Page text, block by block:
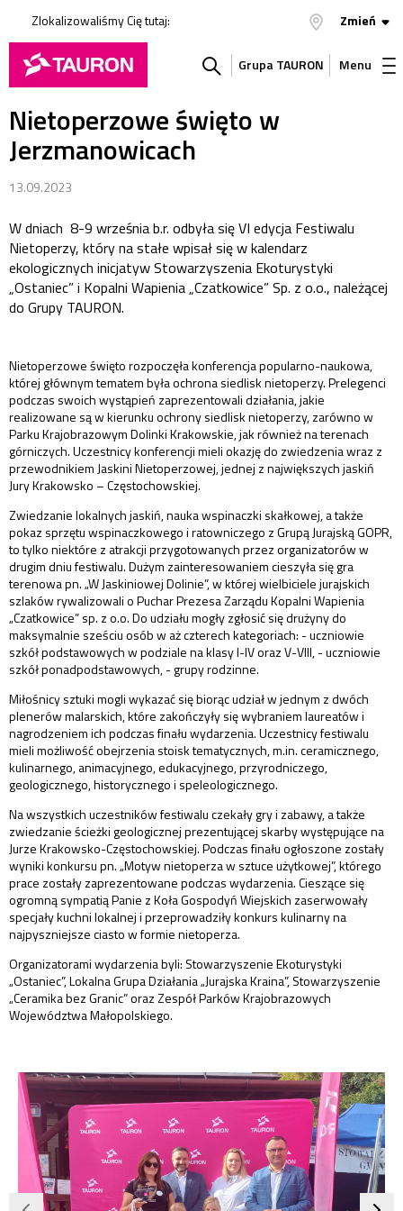
Zlokalizowaliśmy Cię tutaj: Zmień
Szukaj
Grupa TAURON Menu
Nietoperzowe święto w
Jerzmanowicach
13.09.2023
W dniach 8-9 września b.r. odbyła się VI edycja Festiwalu
Nietoperzy, który na stałe wpisał się w kalendarz
ekologicznych inicjatyw Stowarzyszenia Ekoturystyki
„Ostaniec” i Kopalni Wapienia „Czatkowice” Sp. z o.o., należącej
do Grupy TAURON.
Nietoperzowe święto rozpoczęła konferencja popularno-naukowa,
której głównym tematem była ochrona siedlisk nietoperzy. Prelegenci
podczas swoich wystąpień zaprezentowali działania, jakie
realizowane są w kierunku ochrony siedlisk nietoperzy, zarówno w
Parku Krajobrazowym Dolinki Krakowskie, jak również na terenach
górniczych. Uczestnicy konferencji mieli okazję do zwiedzenia wraz z
przewodnikiem Jaskini Nietoperzowej, jednej z największych jaskiń
Jury Krakowsko – Częstochowskiej.
Zwiedzanie lokalnych jaskiń, nauka wspinaczki skałkowej, a także
pokaz sprzętu wspinaczkowego i ratowniczego z Grupą Jurajską GOPR,
to tylko niektóre z atrakcji przygotowanych przez organizatorów w
drugim dniu festiwalu. Dużym zainteresowaniem cieszyła się gra
terenowa pn. „W Jaskiniowej Dolinie”, w której wielbiciele jurajskich
szlaków rywalizowali o Puchar Prezesa Zarządu Kopalni Wapienia
„Czatkowice” sp. z o.o. Do udziału mogły zgłosić się drużyny do
maksymalnie sześciu osób w aż czterech kategoriach: - uczniowie
szkół podstawowych w podziale na klasy I-IV oraz V-VIII, - uczniowie
szkół ponadpodstawowych, - grupy rodzinne.
Miłośnicy sztuki mogli wykazać się biorąc udział w jednym z dwóch
plenerów malarskich, które zakończyły się wybraniem laureatów i
nagrodzeniem ich podczas finału wydarzenia. Uczestnicy festiwalu
mieli możliwość obejrzenia stoisk tematycznych, m.in. ceramicznego,
kulinarnego, animacyjnego, edukacyjnego, przyrodniczego,
geologicznego, historycznego i speleologicznego.
Na wszystkich uczestników festiwalu czekały gry i zabawy, a także
zwiedzanie ścieżki geologicznej prezentującej skarby występujące na
Jurze Krakowsko-Częstochowskiej. Podczas finału ogłoszone zostały
wyniki konkursu pn. „Motyw nietoperza w sztuce użytkowej”, którego
prace zostały zaprezentowane podczas wydarzenia. Cieszące się
ogromną sympatią Panie z Koła Gospodyń Wiejskich zaserwowały
specjały kuchni lokalnej i przeprowadziły konkurs kulinarny na
najpyszniejsze ciasto w formie nietoperza.
Organizatorami wydarzenia byli: Stowarzyszenie Ekoturystyki
„Ostaniec”, Lokalna Grupa Działania „Jurajska Kraina”, Stowarzyszenie
„Ceramika bez Granic” oraz Zespół Parków Krajobrazowych
Województwa Małopolskiego.